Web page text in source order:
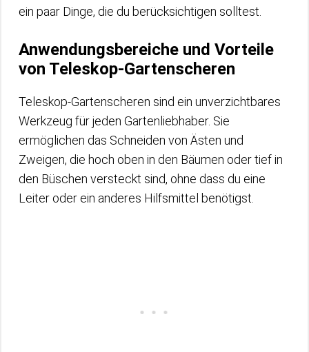
ein paar Dinge, die du berücksichtigen solltest.
Anwendungsbereiche und Vorteile
von Teleskop-Gartenscheren
Teleskop-Gartenscheren sind ein unverzichtbares
Werkzeug für jeden Gartenliebhaber. Sie
ermöglichen das Schneiden von Ästen und
Zweigen, die hoch oben in den Bäumen oder tief in
den Büschen versteckt sind, ohne dass du eine
Leiter oder ein anderes Hilfsmittel benötigst.